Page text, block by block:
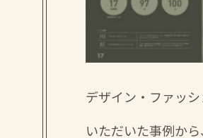
デザイン・ファッ
いただいた事例か